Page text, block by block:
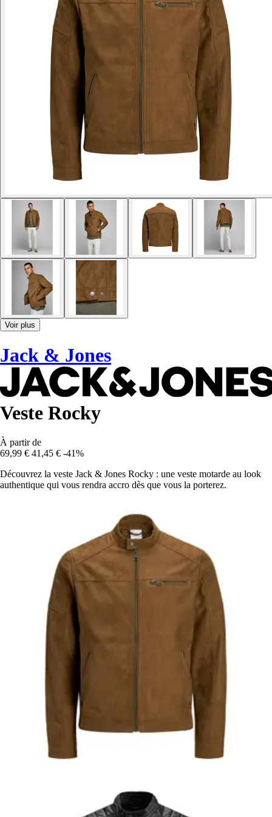
Voir plus
Jack & Jones
Veste Rocky
À partir de
69,99 € 41,45 € -41%
Découvrez la veste Jack & Jones Rocky : une veste motarde au look
authentique qui vous rendra accro dès que vous la porterez.